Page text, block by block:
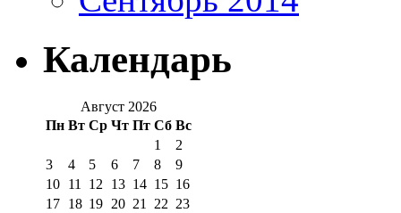
Календарь
Август 2026
Пн Вт Ср Чт Пт Сб Вс
1
2
3
4 5 6 7 8
9
10 11 12 13 14 15 16
17 18 19 20 21 22 23